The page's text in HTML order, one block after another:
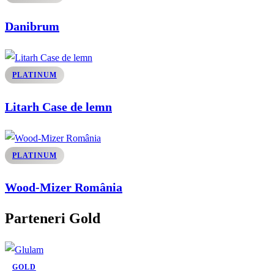
Danibrum
PLATINUM
Litarh Case de lemn
PLATINUM
Wood-Mizer România
Parteneri Gold
GOLD